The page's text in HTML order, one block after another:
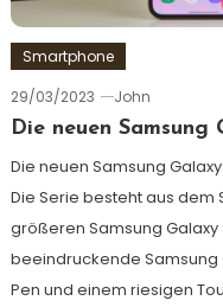
Smartphone
29/03/2023
John
Die neuen Samsung
Die neuen Samsung
Die Serie besteht aus dem
größeren Samsung
beeindruckende Samsung
Pen und einem riesigen